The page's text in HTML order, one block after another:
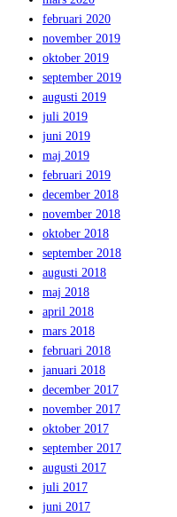
februari 2020
november 2019
oktober 2019
september 2019
augusti 2019
juli 2019
juni 2019
maj 2019
februari 2019
december 2018
november 2018
oktober 2018
september 2018
augusti 2018
maj 2018
april 2018
mars 2018
februari 2018
januari 2018
december 2017
november 2017
oktober 2017
september 2017
augusti 2017
juli 2017
juni 2017